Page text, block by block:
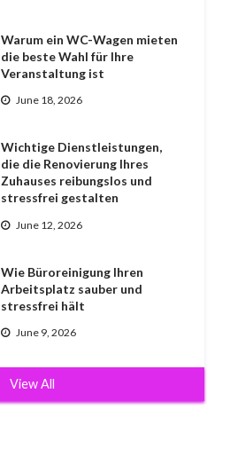
Warum ein WC-Wagen mieten
die beste Wahl für Ihre
Veranstaltung ist
June 18, 2026
Wichtige Dienstleistungen,
die die Renovierung Ihres
Zuhauses reibungslos und
stressfrei gestalten
June 12, 2026
Wie Büroreinigung Ihren
Arbeitsplatz sauber und
stressfrei hält
June 9, 2026
View All